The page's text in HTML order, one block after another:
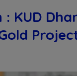
: KUD